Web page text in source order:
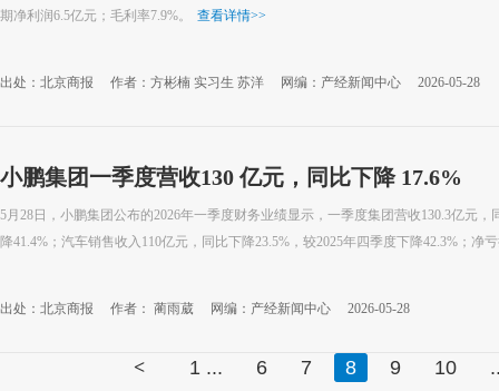
期净利润6.5亿元；毛利率7.9%。
查看详情>>
出处：北京商报 作者：方彬楠 实习生 苏洋 网编：产经新闻中心 2026-05-28
小鹏集团一季度营收130 亿元，同比下降 17.6%
5月28日，小鹏集团公布的2026年一季度财务业绩显示，一季度集团营收130.3亿元，
降41.4%；汽车销售收入110亿元，同比下降23.5%，较2025年四季度下降42.3%；净
出处：北京商报 作者： 蔺雨葳 网编：产经新闻中心 2026-05-28
< 1 ... 6 7 8 9 10